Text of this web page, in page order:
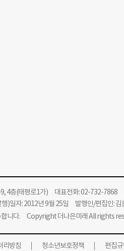
4층(태평로1가) 대표전화: 02-732-7868
)일자: 2012년 9월 25일 발행인/편집인:
니다. Copyright 더나은미래 All rights
리방침 청소년보호정책 편집